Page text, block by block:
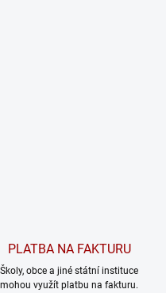
PLATBA NA FAKTURU
Školy, obce a jiné státní instituce
mohou využít platbu na fakturu.